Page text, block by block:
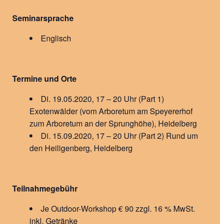
Seminarsprache
Englisch
Termine und Orte
Di. 19.05.2020, 17 – 20 Uhr (Part 1)
Exotenwälder (vom Arboretum am Speyererhof
zum Arboretum an der Sprunghöhe), Heidelberg
Di. 15.09.2020, 17 – 20 Uhr (Part 2) Rund um
den Heiligenberg, Heidelberg
Teilnahmegebühr
Je Outdoor-Workshop € 90 zzgl. 16 % MwSt.
inkl. Getränke